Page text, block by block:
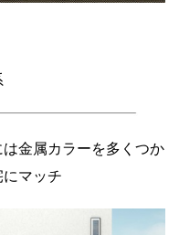
金属カラーを多くつか
にマッチ